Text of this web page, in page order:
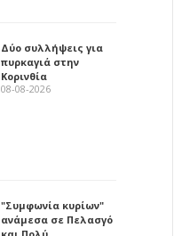
Δύο συλλήψεις για
πυρκαγιά στην
Κορινθία
08-08-2026
"Συμφωνία κυρίων"
ανάμεσα σε Πελασγό